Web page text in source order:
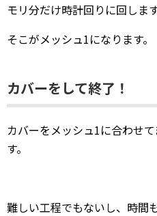
モリ分だけ時計回りに回します
そこがメッシュ1になります。
カバーをして終了！
カバーをメッシュ1に合わせ
す。
難しい工程でもないし、時間